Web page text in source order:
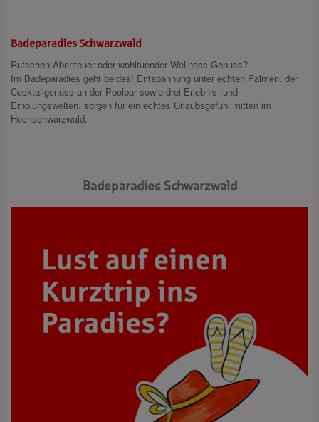
Badeparadies Schwarzwald
Rutschen-Abenteuer oder wohltuender Wellness-Genuss?
Im Badeparadies geht beides! Entspannung unter echten Palmen, der
Cocktailgenuss an der Poolbar sowie drei Erlebnis- und
Erholungswelten, sorgen für ein echtes Urlaubsgefühl mitten im
Hochschwarzwald.
Badeparadies Schwarzwald